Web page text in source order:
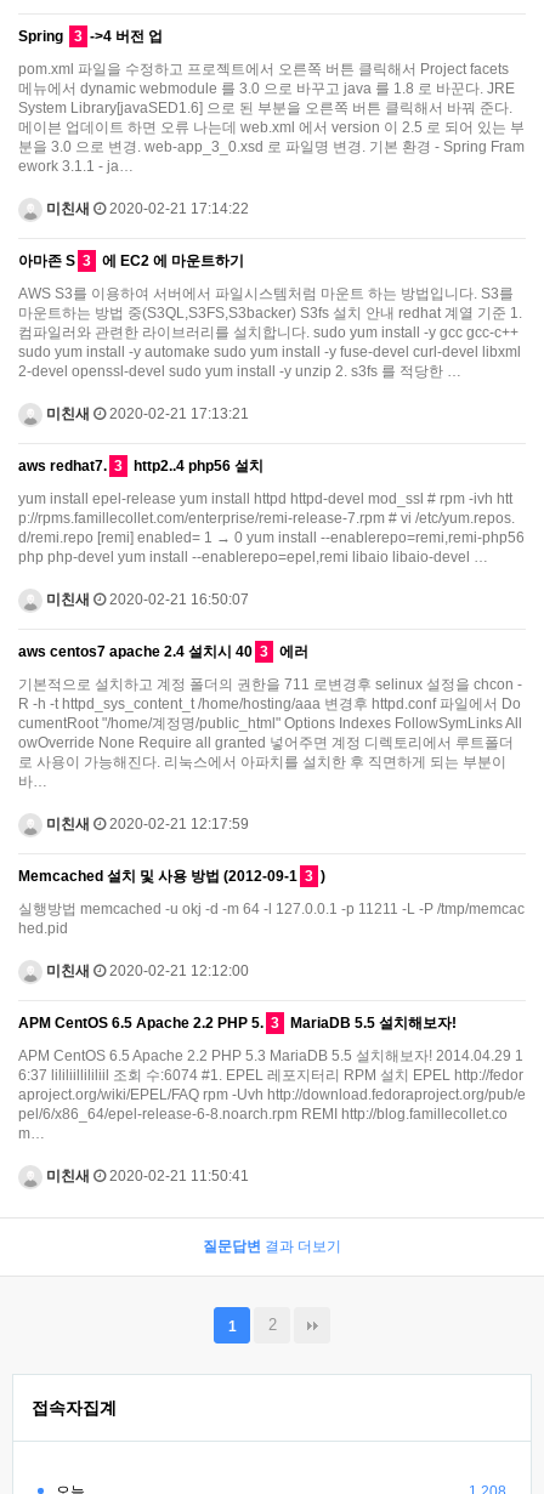
Spring 3 ->4 버전 업
pom.xml 파일을 수정하고 프로젝트에서 오른쪽 버튼 클릭해서 Project facets
메뉴에서 dynamic webmodule 를 3.0 으로 바꾸고 java 를 1.8 로 바꾼다. JRE
System Library[javaSED1.6] 으로 된 부분을 오른쪽 버튼 클릭해서 바꿔 준다.
메이븐 업데이트 하면 오류 나는데 web.xml 에서 version 이 2.5 로 되어 있는 부
분을 3.0 으로 변경. web-app_3_0.xsd 로 파일명 변경. 기본 환경 - Spring Fram
ework 3.1.1 - ja…
미친새 2020-02-21 17:14:22
아마존 S 3
에 EC2 에 마운트하기
AWS S3를 이용하여 서버에서 파일시스템처럼 마운트 하는 방법입니다. S3를
마운트하는 방법 중(S3QL,S3FS,S3backer) S3fs 설치 안내 redhat 계열 기준 1.
컴파일러와 관련한 라이브러리를 설치합니다. sudo yum install -y gcc gcc-c++
sudo yum install -y automake sudo yum install -y fuse-devel curl-devel libxml
2-devel openssl-devel sudo yum install -y unzip 2. s3fs 를 적당한 …
미친새 2020-02-21 17:13:21
aws redhat7. 3
http2..4 php56 설치
yum install epel-release yum install httpd httpd-devel mod_ssl # rpm -ivh htt
p://rpms.famillecollet.com/enterprise/remi-release-7.rpm # vi /etc/yum.repos.
d/remi.repo [remi] enabled= 1 → 0 yum install --enablerepo=remi,remi-php56
php php-devel yum install --enablerepo=epel,remi libaio libaio-devel …
미친새 2020-02-21 16:50:07
aws centos7 apache 2.4 설치시 40 3
에러
기본적으로 설치하고 계정 폴더의 권한을 711 로변경후 selinux 설정을 chcon -
R -h -t httpd_sys_content_t /home/hosting/aaa 변경후 httpd.conf 파일에서 Do
cumentRoot "/home/계정명/public_html" Options Indexes FollowSymLinks All
owOverride None Require all granted 넣어주면 계정 디렉토리에서 루트폴더
로 사용이 가능해진다. 리눅스에서 아파치를 설치한 후 직면하게 되는 부분이
바…
미친새 2020-02-21 12:17:59
Memcached 설치 및 사용 방법 (2012-09-1 3 )
실행방법 memcached -u okj -d -m 64 -l 127.0.0.1 -p 11211 -L -P /tmp/memcac
hed.pid
미친새 2020-02-21 12:12:00
APM CentOS 6.5 Apache 2.2 PHP 5. 3
MariaDB 5.5 설치해보자!
APM CentOS 6.5 Apache 2.2 PHP 5.3 MariaDB 5.5 설치해보자! 2014.04.29 1
6:37 lililiillililiil 조회 수:6074 #1. EPEL 레포지터리 RPM 설치 EPEL http://fedor
aproject.org/wiki/EPEL/FAQ rpm -Uvh http://download.fedoraproject.org/pub/e
pel/6/x86_64/epel-release-6-8.noarch.rpm REMI http://blog.famillecollet.co
m…
미친새 2020-02-21 11:50:41
질문답변 결과 더보기
1 2
접속자집계